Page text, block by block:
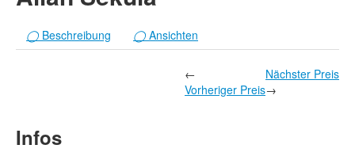
Camera Austria Preis
Fotoarchiv Pierre Bourdieu
◯ Beschreibung ◯ Ansichten
←
Vorheriger Preis
Nächster Preis
→
Infos